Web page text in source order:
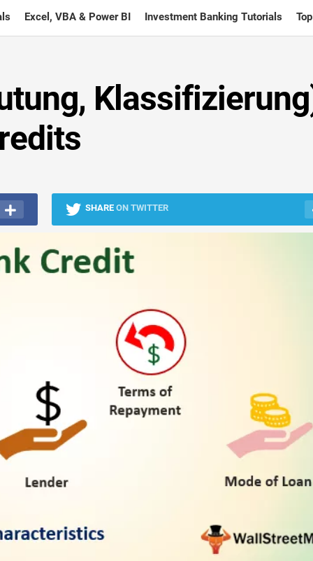
Excel, VBA & Power BI Investment Banking Tutorials
SHARE ON TWITTER